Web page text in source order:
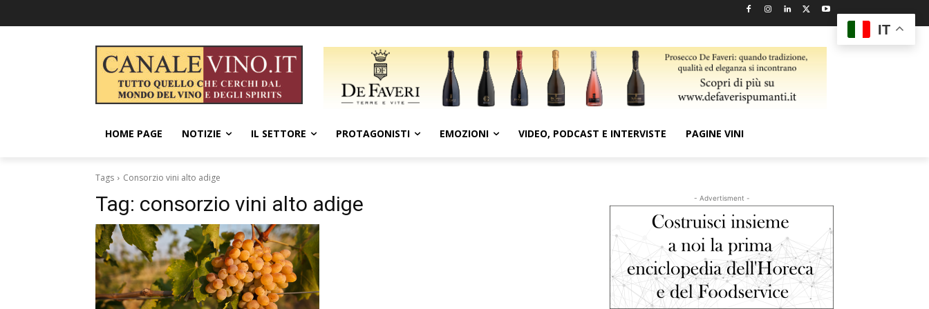
HOME PAGE NOTIZIE IL SETTORE PROTAGONISTI EMOZIONI VIDEO, PODCAST E INTERVISTE PAGINE VINI
Tags Consorzio vini alto adige
Tag: consorzio vini alto adige - Advertisment -
IT